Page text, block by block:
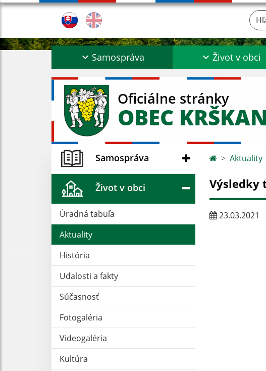
Samospráva Život v obci
Oficiálne stránky
OBEC
Samospráva
Život v obci
Úradná tabuľa
Aktuality
História
Udalosti a fakty
Súčasnosť
Fotogaléria
Videogaléria
Kultúra
Aktuality
Výsledky
23.03.2021